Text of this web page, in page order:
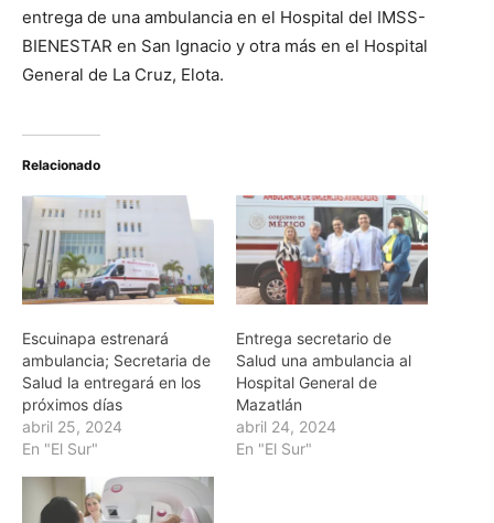
entrega de una ambulancia en el Hospital del IMSS-
BIENESTAR en San Ignacio y otra más en el Hospital
General de La Cruz, Elota.
Relacionado
Escuinapa estrenará
ambulancia; Secretaria de
Salud la entregará en los
próximos días
abril 25, 2024
En "El Sur"
Entrega secretario de
Salud una ambulancia al
Hospital General de
Mazatlán
abril 24, 2024
En "El Sur"